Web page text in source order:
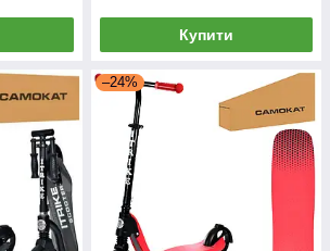
Купити
–24%